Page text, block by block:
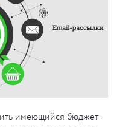
имеющийся бюджет